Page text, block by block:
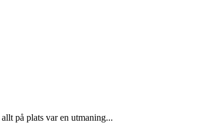
på plats var en utmaning...